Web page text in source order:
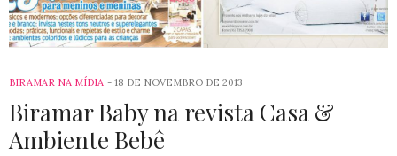
BIRAMAR NA MÍDIA 18 DE NOVEMBRO DE 2013
Biramar Baby na revista Casa &
Ambiente Bebê